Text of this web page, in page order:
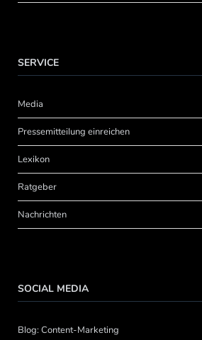
SERVICE
Media
Pressemitteilung einreichen
Lexikon
Ratgeber
Nachrichten
SOCIAL MEDIA
Blog: Content-Marketing